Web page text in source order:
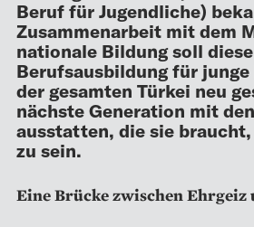
Beruf für Jugendliche)
Zusammenarbeit mit dem
nationale Bildung soll
Berufsausbildung für junge
der gesamten Türkei neu
nächste Generation mit
ausstatten, die sie
zu sein.
Eine Brücke zwischen Ehrgeiz